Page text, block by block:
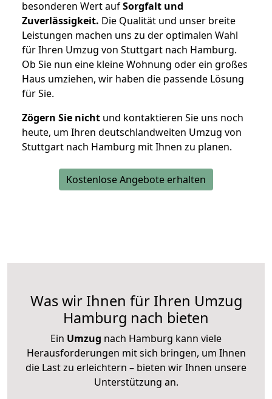
besonderen Wert aufSorgfalt und
Zuverlässigkeit. Die Qualität und unser breite
Leistungen machen uns zu der optimalen Wahl
für Ihren Umzug von Stuttgart nach Hamburg.
Ob Sie nun eine kleine Wohnung oder ein großes
Haus umziehen, wir haben die passende Lösung
für Sie.
Zögern Sie nicht und kontaktieren Sie uns noch
heute, um Ihren deutschlandweiten Umzug von
Stuttgart nach Hamburg mit Ihnen zu planen.
Kostenlose Angebote erhalten
Was wir Ihnen für Ihren Umzug
Hamburg nach bieten
Ein Umzug nach Hamburg kann viele
Herausforderungen mit sich bringen, um Ihnen
die Last zu erleichtern – bieten wir Ihnen unsere
Unterstützung an.